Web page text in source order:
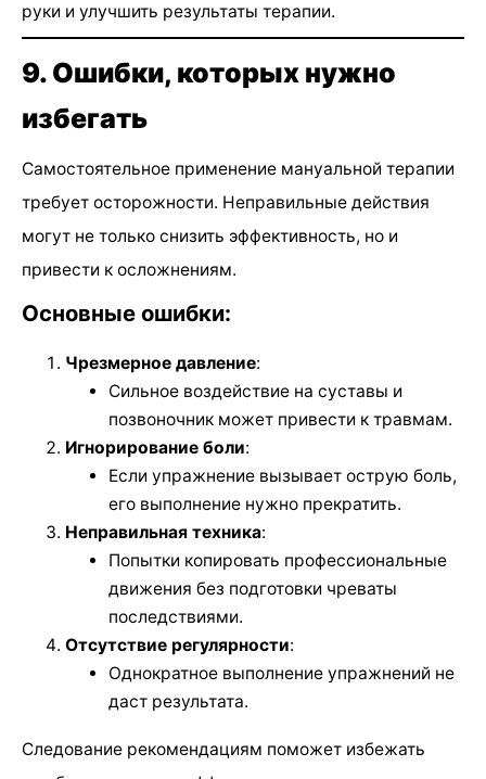
руки и улучшить результаты терапии.
9. Ошибки, которых нужно
избегать
Самостоятельное применение мануальной терапии
требует осторожности. Неправильные действия
могут не только снизить эффективность, но и
привести к осложнениям.
Основные ошибки:
Чрезмерное давление:
Сильное воздействие на суставы и
позвоночник может привести к травмам.
Игнорирование боли:
Если упражнение вызывает острую боль,
его выполнение нужно прекратить.
Неправильная техника:
Попытки копировать профессиональные
движения без подготовки чреваты
последствиями.
Отсутствие регулярности:
Однократное выполнение упражнений не
даст результата.
Следование рекомендациям поможет избежать